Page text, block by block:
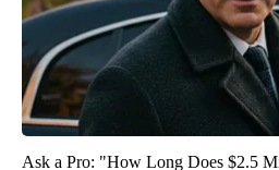
Ask a Pro: "How Long Does $2.5